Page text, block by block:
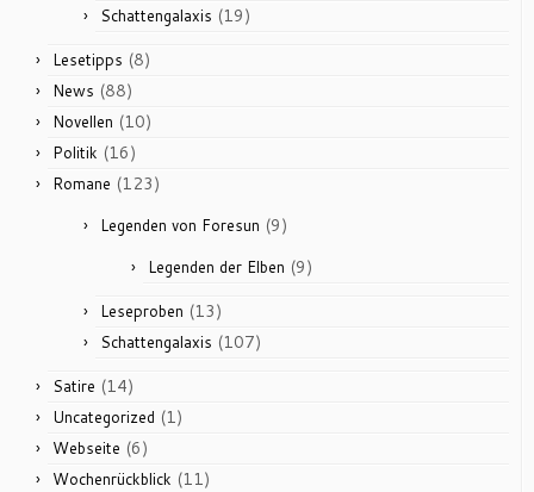
Schattengalaxis (19)
Lesetipps (8)
News (88)
Novellen (10)
Politik (16)
Romane (123)
Legenden von Foresun (9)
Legenden der Elben (9)
Leseproben (13)
Schattengalaxis (107)
Satire (14)
Uncategorized (1)
Webseite (6)
Wochenrückblick (11)